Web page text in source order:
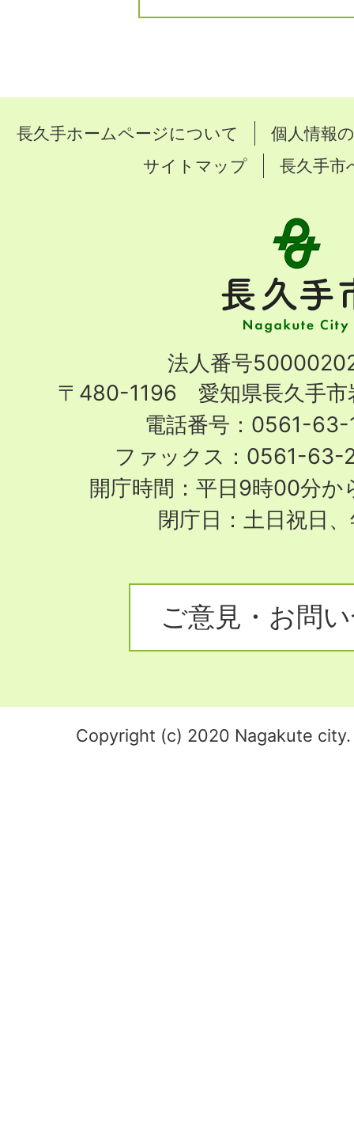
長久手ホームページについて
個人情報
サイトマップ
長久手市
手
市
City
法人番号
〒480-1196 愛知県長久手市
電話番号：0561-63-
ファックス：0561-63-
開庁時間：平日9時00分か
閉庁日：土日祝日
ご意見・お問
Copyright (c) 2020 Nagakute